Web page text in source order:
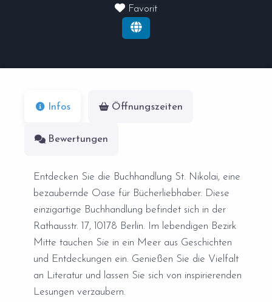
Favorit
Infos Öffnungszeiten
Bewertungen
Entdecken Sie die Buchhandlung St. Nikolai, eine
bezaubernde Oase für Bücherliebhaber. Diese
einzigartige Buchhandlung befindet sich in der
Rathausstr. 17, 10178 Berlin. Im lebendigen Bezirk
Mitte tauchen Sie in ein Meer aus Geschichten
und Entdeckungen ein. Genießen Sie die Vielfalt
an Literatur und lassen Sie sich von inspirierenden
Lesungen verzaubern.